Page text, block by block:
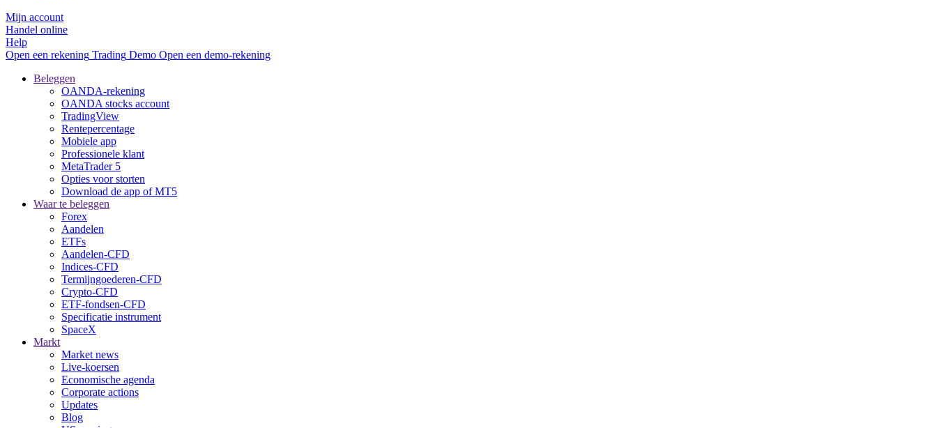
Mijn account
Handel online
Help
Open een rekening Trading Demo Open een demo-rekening
Beleggen
OANDA-rekening
OANDA stocks account
TradingView
Rentepercentage
Mobiele app
Professionele klant
MetaTrader 5
Opties voor storten
Download de app of MT5
Waar te beleggen
Forex
Aandelen
ETFs
Aandelen-CFD
Indices-CFD
Termijngoederen-CFD
Crypto-CFD
ETF-fondsen-CFD
Specificatie instrument
SpaceX
Markt
Market news
Live-koersen
Economische agenda
Corporate actions
Updates
Blog